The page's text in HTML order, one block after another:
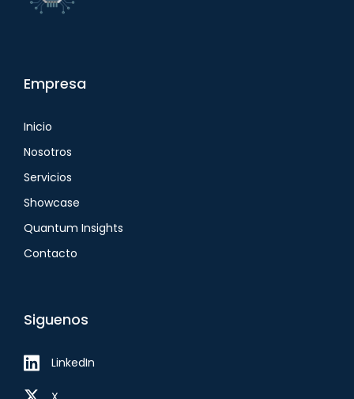
Empresa
Inicio
Nosotros
Servicios
Showcase
Quantum Insights
Contacto
Siguenos
LinkedIn